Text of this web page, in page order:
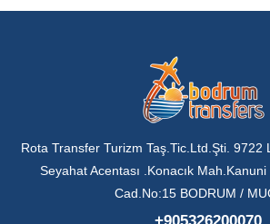
Rota Transfer Turizm Taş.Tic.Ltd.Şti. 9722
Seyahat Acentası .Konacık
Cad.No:15 BODRUM /